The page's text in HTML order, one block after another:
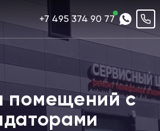
+7 495 374 90 77
помещений с